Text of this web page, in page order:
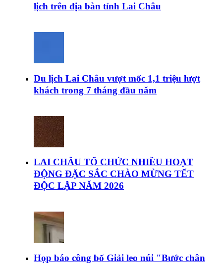
lịch trên địa bàn tỉnh Lai Châu
Du lịch Lai Châu vượt mốc 1,1 triệu lượt
khách trong 7 tháng đầu năm
LAI CHÂU TỔ CHỨC NHIỀU HOẠT
ĐỘNG ĐẶC SẮC CHÀO MỪNG TẾT
ĐỘC LẬP NĂM 2026
Họp báo công bố Giải leo núi "Bước chân